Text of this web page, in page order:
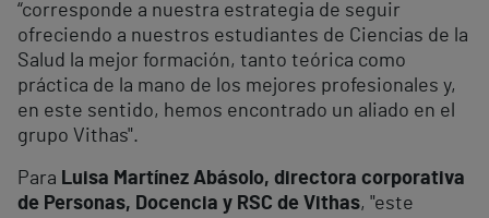
“corresponde a nuestra estrategia de seguir
ofreciendo a nuestros estudiantes de Ciencias de la
Salud la mejor formación, tanto teórica como
práctica de la mano de los mejores profesionales y,
en este sentido, hemos encontrado un aliado en el
grupo Vithas".
Para Luisa Martínez Abásolo, directora corporativa
de Personas, Docencia y RSC de Vithas, "este